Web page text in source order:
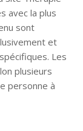
avec la plus
sont
et
Les
plusieurs
personne à